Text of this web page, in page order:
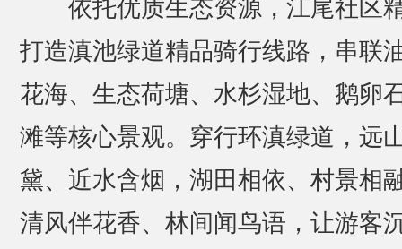
依托优质生态资源，江尾社区
打造滇池绿道精品骑行线路，串联
花海、生态荷塘、水杉湿地、鹅卵
滩等核心景观。穿行环滇绿道，远
黛、近水含烟，湖田相依、村景相
清风伴花香、林间闻鸟语，让游客